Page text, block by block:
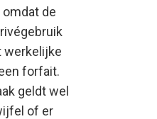
omdat de
werkelijke
forfait.
geldt wel
of er